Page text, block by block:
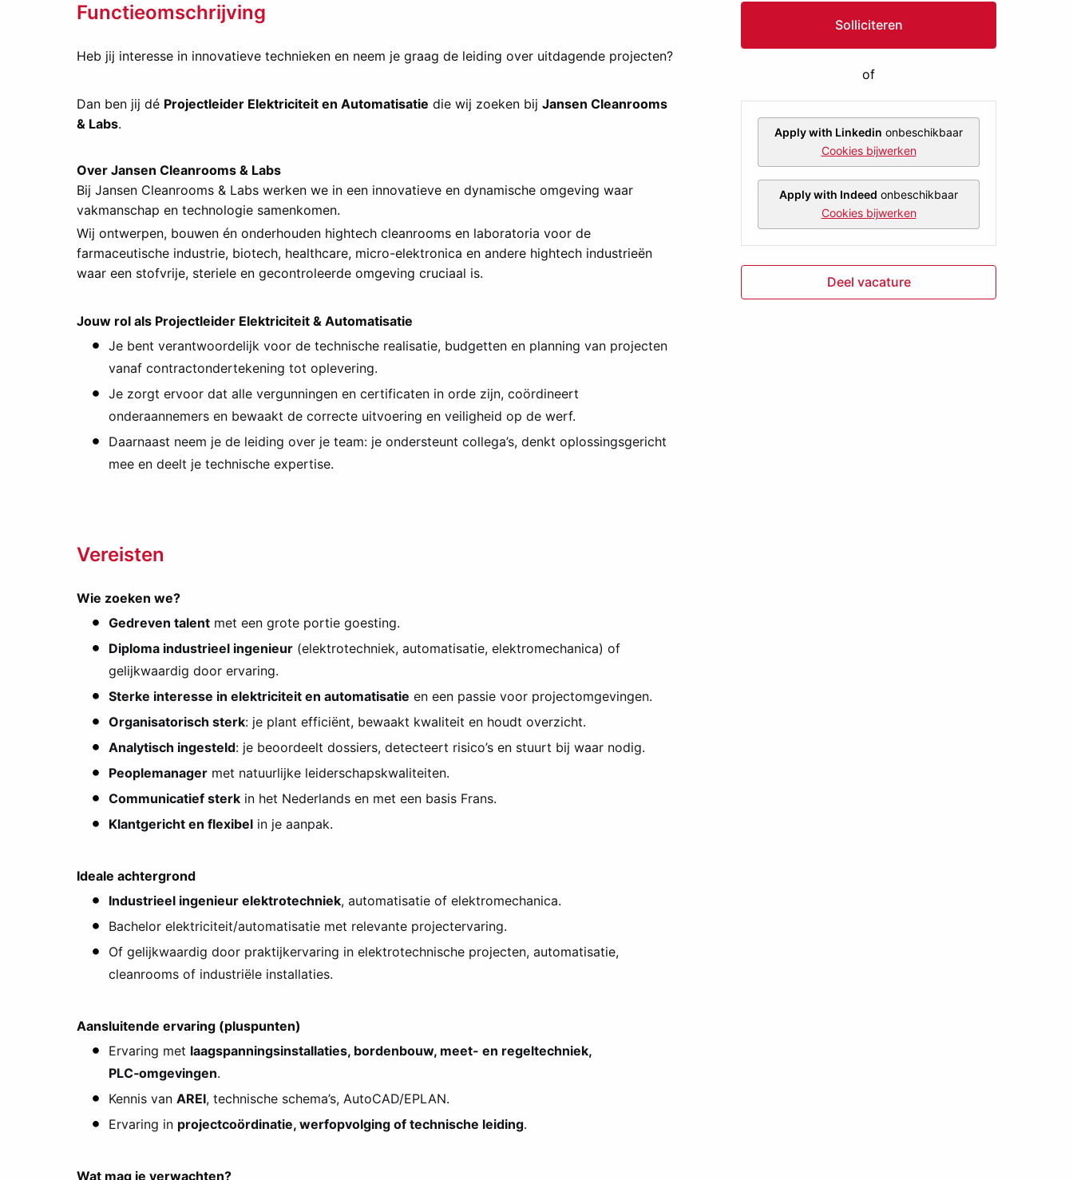
Functieomschrijving
Heb jij interesse in innovatieve technieken en neem je graag de leiding over uitdagende projecten?
Dan ben jij dé Projectleider Elektriciteit en Automatisatie die wij zoeken bij Jansen Cleanrooms
& Labs.
Over Jansen Cleanrooms & Labs
Bij Jansen Cleanrooms & Labs werken we in een innovatieve en dynamische omgeving waar
vakmanschap en technologie samenkomen.
Wij ontwerpen, bouwen én onderhouden hightech cleanrooms en laboratoria voor de
farmaceutische industrie, biotech, healthcare, micro-elektronica en andere hightech industrieën
waar een stofvrije, steriele en gecontroleerde omgeving cruciaal is.
Jouw rol als Projectleider Elektriciteit & Automatisatie
Je bent verantwoordelijk voor de technische realisatie, budgetten en planning van projecten
vanaf contractondertekening tot oplevering.
Je zorgt ervoor dat alle vergunningen en certificaten in orde zijn, coördineert
onderaannemers en bewaakt de correcte uitvoering en veiligheid op de werf.
Daarnaast neem je de leiding over je team: je ondersteunt collega’s, denkt oplossingsgericht
mee en deelt je technische expertise.
Vereisten
Wie zoeken we?
Gedreven talent met een grote portie goesting.
Diploma industrieel ingenieur (elektrotechniek, automatisatie, elektromechanica) of
gelijkwaardig door ervaring.
Sterke interesse in elektriciteit en automatisatie en een passie voor projectomgevingen.
Organisatorisch sterk: je plant efficiënt, bewaakt kwaliteit en houdt overzicht.
Analytisch ingesteld: je beoordeelt dossiers, detecteert risico’s en stuurt bij waar nodig.
Peoplemanager met natuurlijke leiderschapskwaliteiten.
Communicatief sterk in het Nederlands en met een basis Frans.
Klantgericht en flexibel in je aanpak.
Ideale achtergrond
Industrieel ingenieur elektrotechniek, automatisatie of elektromechanica.
Bachelor elektriciteit/automatisatie met relevante projectervaring.
Of gelijkwaardig door praktijkervaring in elektrotechnische projecten, automatisatie,
cleanrooms of industriële installaties.
Aansluitende ervaring (pluspunten)
Ervaring met laagspanningsinstallaties, bordenbouw, meet- en regeltechniek,
PLC‑omgevingen.
Kennis van AREI, technische schema’s, AutoCAD/EPLAN.
Ervaring in projectcoördinatie, werfopvolging of technische leiding.
Wat mag je verwachten?
Solliciteren
of
Apply with Linkedin onbeschikbaar
Cookies bijwerken
Apply with Indeed onbeschikbaar
Cookies bijwerken
Deel vacature